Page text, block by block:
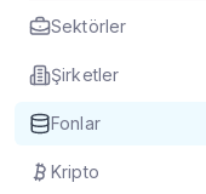
Sektörler
Şirketler
Fonlar
Kripto